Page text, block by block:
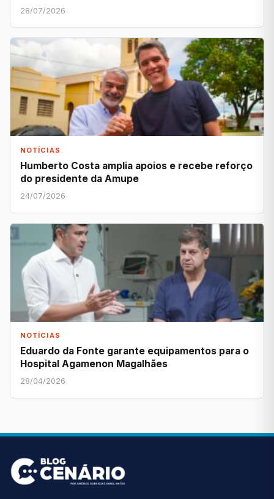
28/07/2026
NOTÍCIAS
Humberto Costa amplia apoios e recebe reforço
do presidente da Amupe
24/07/2026
NOTÍCIAS
Eduardo da Fonte garante equipamentos para o
Hospital Agamenon Magalhães
28/04/2026